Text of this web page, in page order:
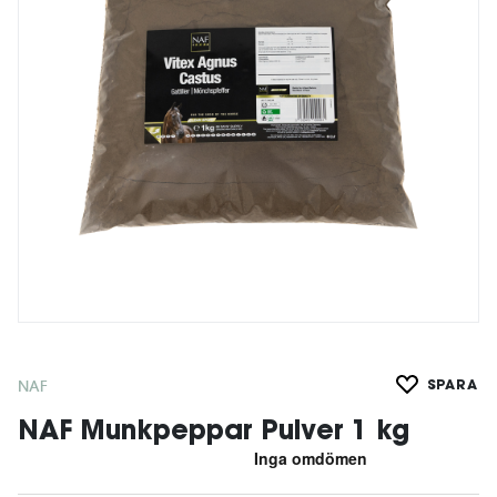
NAF SPARA
NAF Munkpeppar Pulver 1 kg